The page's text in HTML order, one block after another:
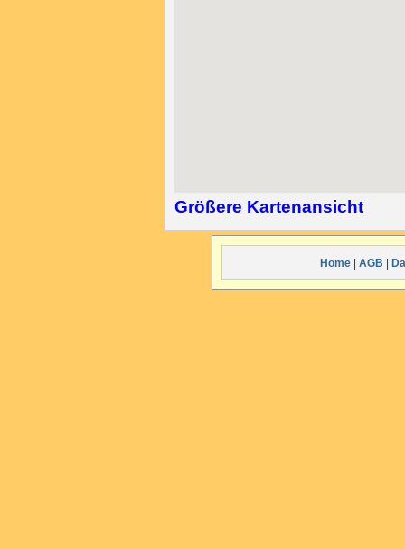
Größere Kartenansicht
Home| AGB |